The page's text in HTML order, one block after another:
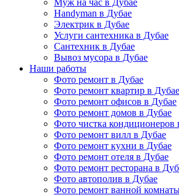
Муж на час в Дубае
Handyman в Дубае
Электрик в Дубае
Услуги сантехника в Дубае
Сантехник в Дубае
Вывоз мусора в Дубае
Наши работы
Фото ремонт в Дубае
Фото ремонт квартир в Дубае
Фото ремонт офисов в Дубае
Фото ремонт домов в Дубае
Фото чистка кондиционеров
Фото ремонт вилл в Дубае
Фото ремонт кухни в Дубае
Фото ремонт отеля в Дубае
Фото ремонт ресторана в
Фото автополив в Дубае
Фото ремонт ванной